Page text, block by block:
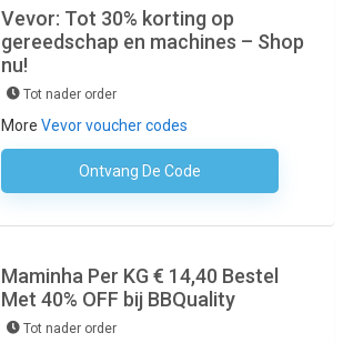
Vevor: Tot 30% korting op
gereedschap en machines – Shop
nu!
Tot nader order
More Vevor voucher codes
Ontvang De CodeGeen Code Nodig
Maminha Per KG € 14,40 Bestel
Met 40% OFF bij BBQuality
Tot nader order